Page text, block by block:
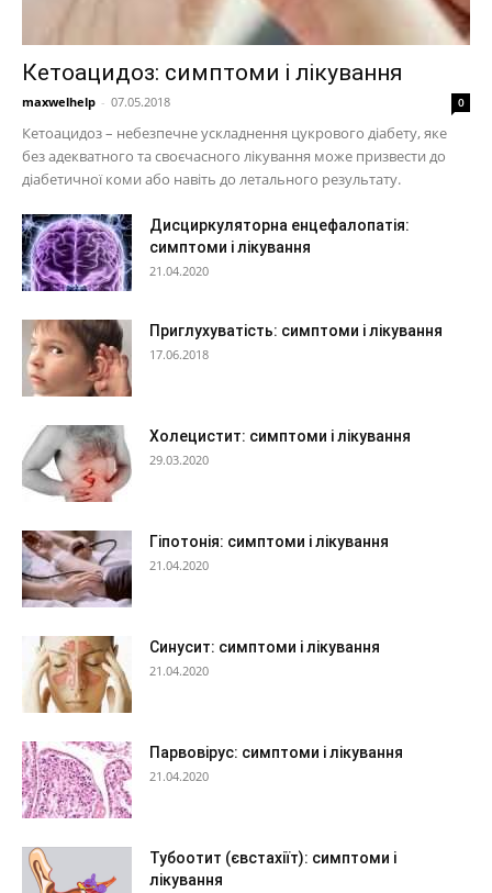
Кетоацидоз: симптоми і лікування
maxwelhelp - 07.05.2018 0
Кетоацидоз – небезпечне ускладнення цукрового діабету, яке
без адекватного та своєчасного лікування може призвести до
діабетичної коми або навіть до летального результату.
Дисциркуляторна енцефалопатія:
симптоми і лікування
21.04.2020
Приглухуватість: симптоми і лікування
17.06.2018
Холецистит: симптоми і лікування
29.03.2020
Гіпотонія: симптоми і лікування
21.04.2020
Синусит: симптоми і лікування
21.04.2020
Парвовірус: симптоми і лікування
21.04.2020
Тубоотит (євстахіїт): симптоми і
лікування